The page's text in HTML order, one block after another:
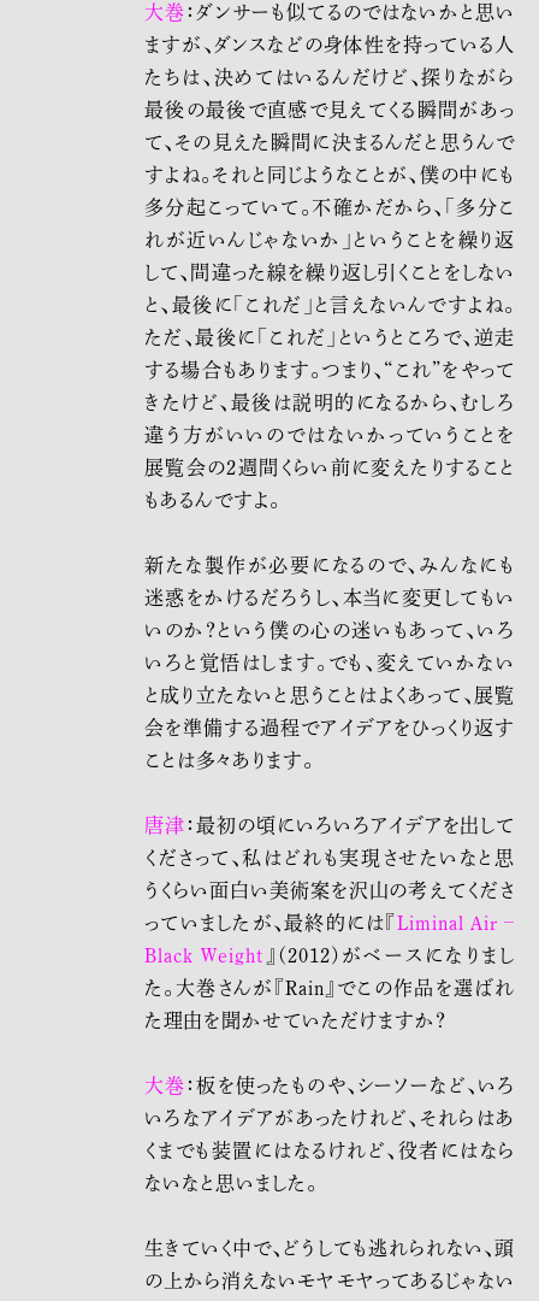
大巻 ：ダンサーも似てるのではないかと思い
ますが、ダンスなどの身体性を持っている人
たちは、決めてはいるんだけど、探りながら
最後の最後で直感で見えてくる瞬間があっ
て、その見えた瞬間に決まるんだと思うんで
すよね。それと同じようなことが、僕の中にも
多分起こっていて。不確かだから、「多分こ
れが近いんじゃないか」ということを繰り返
して、間違った線を繰り返し引くことをしない
と、最後に「これだ」と言えないんですよね。
ただ、最後に「これだ」というところで、逆走
する場合もあります。つまり、“これ”をやって
きたけど、最後は説明的になるから、むしろ
違う方がいいのではないかっていうことを
展覧会の2週間くらい前に変えたりすること
もあるんですよ。
新たな製作 が必要になるので、 みんなにも
迷惑をかけるだろうし、 本当に変更してもい
いのか？という僕の心の迷い もあって、 いろ
いろと 覚悟はします。でも、 変えていかない
と 成り立たないと思うことはよくあって、展覧
会を準備する過程でアイデアをひっくり返す
ことは多々あります。
唐津 ：最初の頃にいろいろアイデアを出して
くださって、私はどれも実現させたいなと思
うくらい面白い美術案を沢山の考えてくださ
っていましたが、最終的には『Liminal Air –
Black Weight 』(2012)がベースになりまし
た。大巻さんが『Rain』でこの作品を選ばれ
た理由を聞かせていただけますか？
大巻 ：板を使ったものや、シーソーなど、いろ
いろなアイデアがあったけれど、それらはあ
くまでも装置にはなるけれど、役者にはなら
ないなと思いました。
生きていく中で、どうしても逃れられない、頭
の上から消えないモヤモヤってあるじゃない